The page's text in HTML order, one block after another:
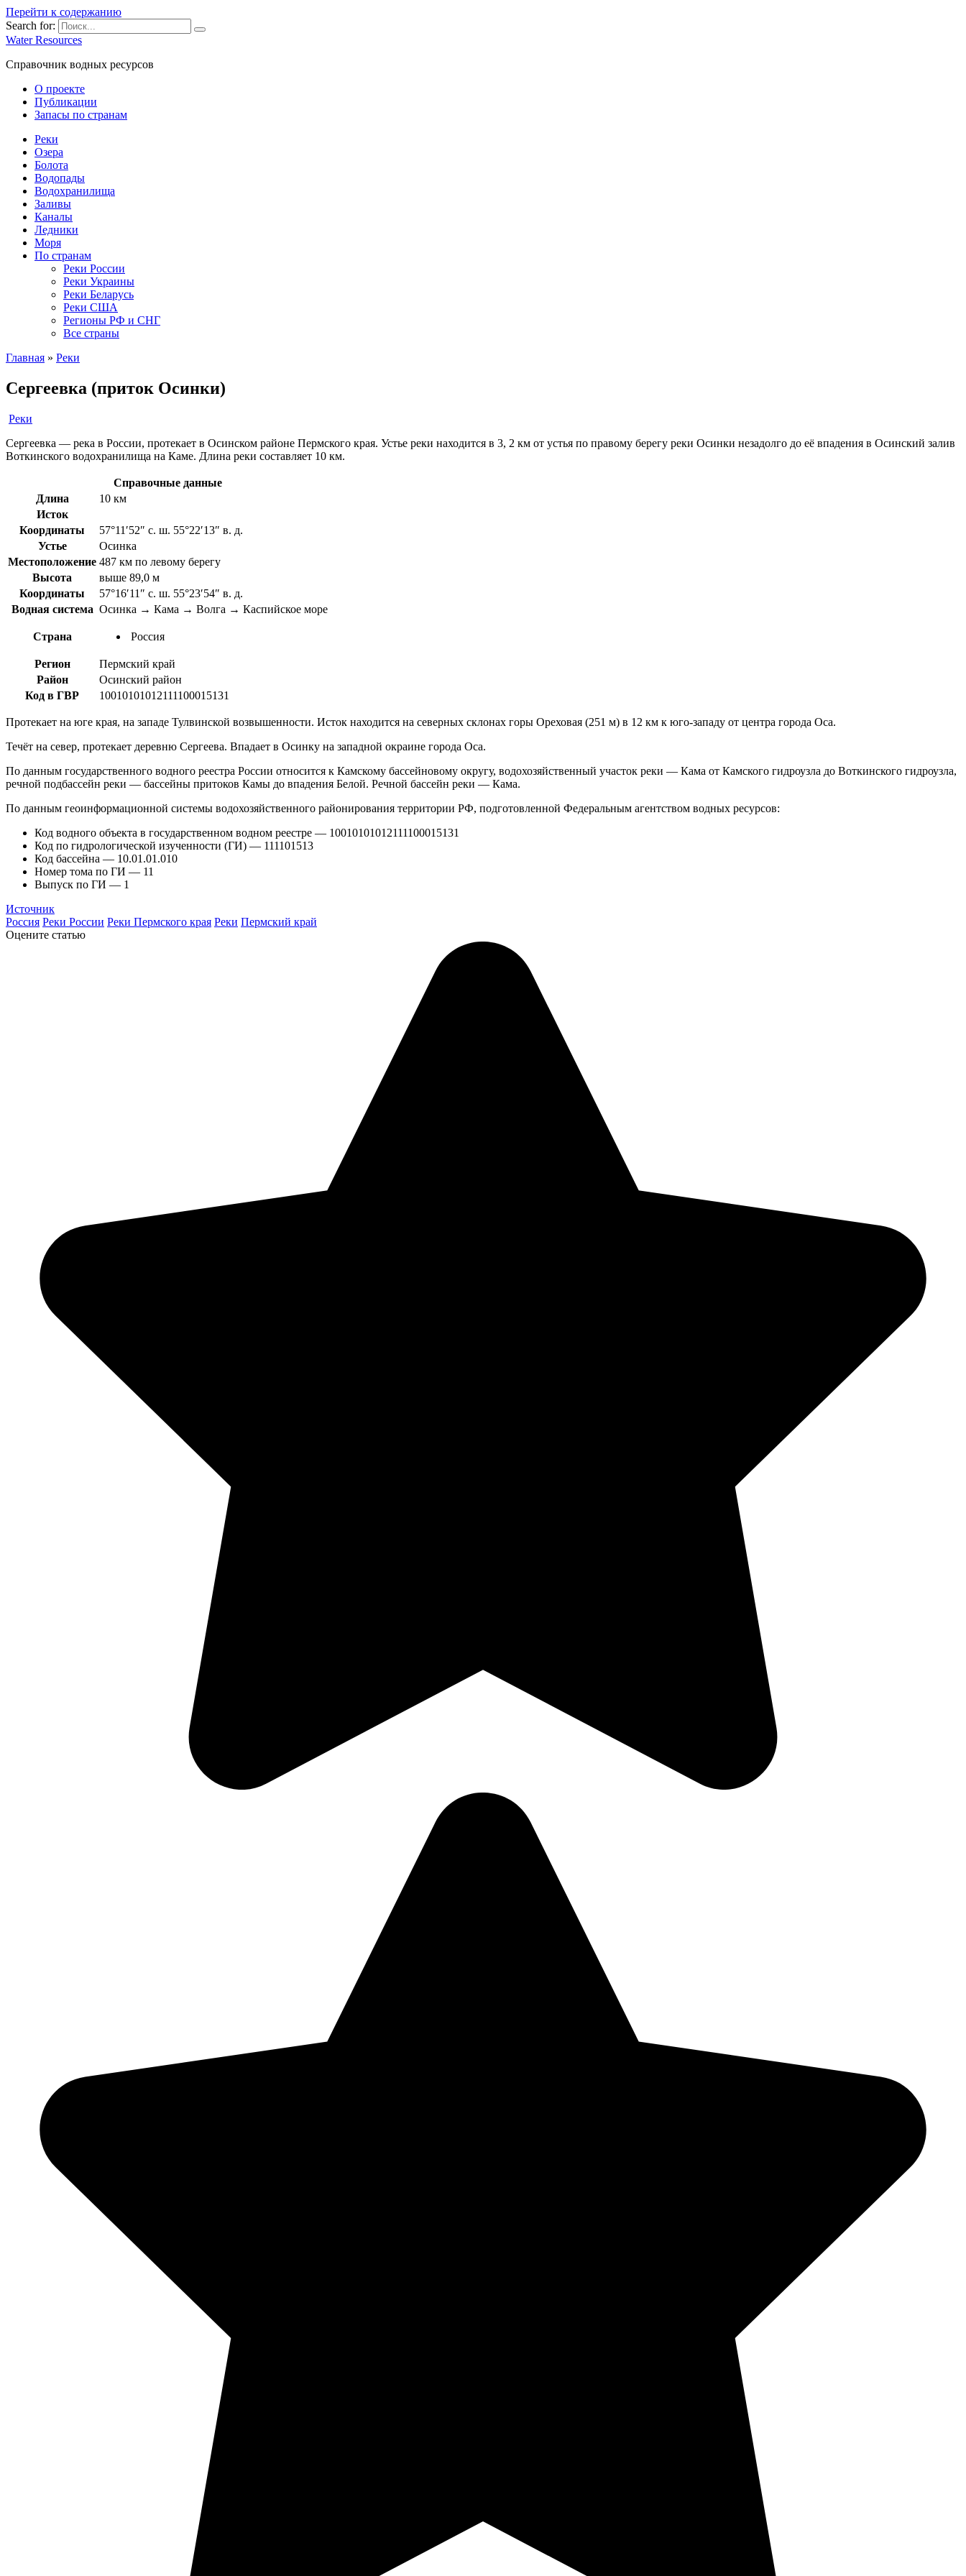
Перейти к содержанию
Search for:
Water Resources
Справочник водных ресурсов
О проекте
Публикации
Запасы по странам
Реки
Озера
Болота
Водопады
Водохранилища
Заливы
Каналы
Ледники
Моря
По странам
Реки России
Реки Украины
Реки Беларусь
Реки США
Регионы РФ и СНГ
Все страны
Главная » Реки
Сергеевка (приток Осинки)
Реки
Сергеевка — река в России, протекает в Осинском районе Пермского края. Устье реки находится в 3, 2 км от устья по правому берегу реки Осинки незадолго до её впадения в Осинский залив
Воткинского водохранилища на Каме. Длина реки составляет 10 км.
Справочные данные
Длина
10 км
Исток
Координаты
57°11′52″ с. ш. 55°22′13″ в. д.
Устье
Осинка
Местоположение 487 км по левому берегу
Высота
выше 89,0 м
Координаты
57°16′11″ с. ш. 55°23′54″ в. д.
Водная система Осинка → Кама → Волга → Каспийское море
Страна Россия
Регион
Пермский край
Район
Осинский район
Код в ГВР
10010101012111100015131
Протекает на юге края, на западе Тулвинской возвышенности. Исток находится на северных склонах горы Ореховая (251 м) в 12 км к юго-западу от центра города Оса.
Течёт на север, протекает деревню Сергеева. Впадает в Осинку на западной окраине города Оса.
По данным государственного водного реестра России относится к Камскому бассейновому округу, водохозяйственный участок реки — Кама от Камского гидроузла до Воткинского гидроузла,
речной подбассейн реки — бассейны притоков Камы до впадения Белой. Речной бассейн реки — Кама.
По данным геоинформационной системы водохозяйственного районирования территории РФ, подготовленной Федеральным агентством водных ресурсов:
Код водного объекта в государственном водном реестре — 10010101012111100015131
Код по гидрологической изученности (ГИ) — 111101513
Код бассейна — 10.01.01.010
Номер тома по ГИ — 11
Выпуск по ГИ — 1
Источник
Россия Реки России Реки Пермского края Реки Пермский край
Оцените статью